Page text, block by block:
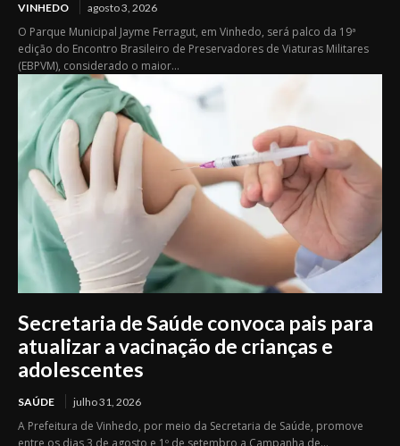
VINHEDO agosto 3, 2026
O Parque Municipal Jayme Ferragut, em Vinhedo, será palco da 19ª
edição do Encontro Brasileiro de Preservadores de Viaturas Militares
(EBPVM), considerado o maior...
Secretaria de Saúde convoca pais para
atualizar a vacinação de crianças e
adolescentes
SAÚDE julho 31, 2026
A Prefeitura de Vinhedo, por meio da Secretaria de Saúde, promove
entre os dias 3 de agosto e 1º de setembro a Campanha de...